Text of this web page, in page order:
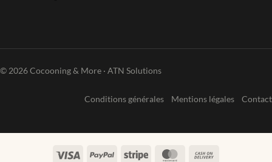
© 2026 Cocooning & More · ATN Solutions
Conditions générales Mentions légales Contact
Visa PayPal Stripe MasterCard